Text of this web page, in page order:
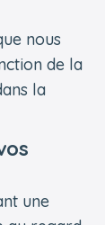
nous
de la
la
une